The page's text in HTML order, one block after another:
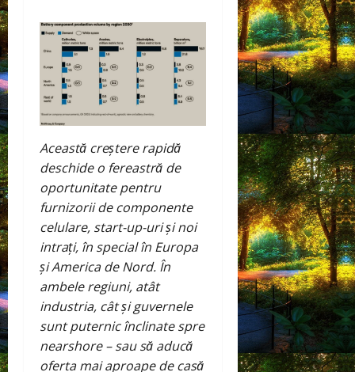
Această creștere rapidă
deschide o fereastră de
oportunitate pentru
furnizorii de componente
celulare, start-up-uri și noi
intrați, în special în Europa
și America de Nord. În
ambele regiuni, atât
industria, cât și guvernele
sunt puternic înclinate spre
nearshore – sau să aducă
oferta mai aproape de casă